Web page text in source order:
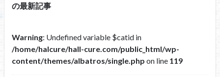
の最新記事
Warning: Undefined variable $catid in
/home/halcure/hall-cure.com/public_html/wp-
content/themes/albatros/single.php on line 119